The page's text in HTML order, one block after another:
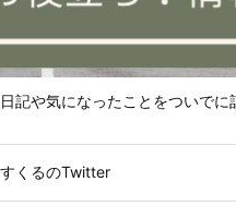
記や気になったことをついでに
くるのTwitter